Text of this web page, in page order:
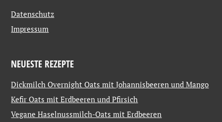
Datenschutz
Impressum
NEUESTE REZEPTE
Dickmilch Overnight Oats mit Johannisbeeren und Mango
Kefir Oats mit Erdbeeren und Pfirsich
Vegane Haselnussmilch-Oats mit Erdbeeren